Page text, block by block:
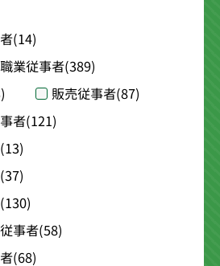
(14)
業従事者(389)
販売従事者(87)
者(121)
(13)
(37)
(130)
事者(58)
(68)